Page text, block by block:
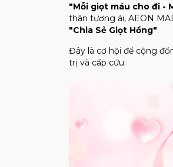
"Mỗi giọt máu cho đi -
thân tương ái, AEON
"Chia Sẻ Giọt Hồng".
Đây là cơ hội để cộng
trị và cấp cứu.